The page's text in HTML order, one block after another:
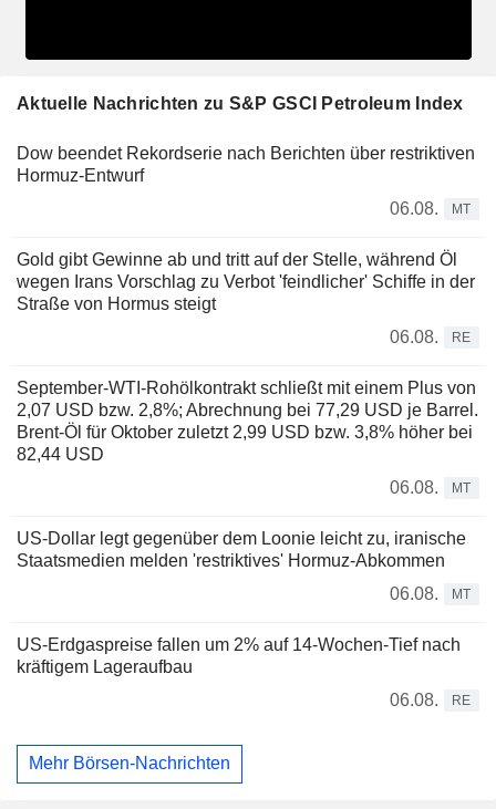
Aktuelle Nachrichten zu S&P GSCI Petroleum Index
Dow beendet Rekordserie nach Berichten über restriktiven
Hormuz-Entwurf
06.08.
MT
Gold gibt Gewinne ab und tritt auf der Stelle, während Öl
wegen Irans Vorschlag zu Verbot 'feindlicher' Schiffe in der
Straße von Hormus steigt
06.08.
RE
September-WTI-Rohölkontrakt schließt mit einem Plus von
2,07 USD bzw. 2,8%; Abrechnung bei 77,29 USD je Barrel.
Brent-Öl für Oktober zuletzt 2,99 USD bzw. 3,8% höher bei
82,44 USD
06.08.
MT
US-Dollar legt gegenüber dem Loonie leicht zu, iranische
Staatsmedien melden 'restriktives' Hormuz-Abkommen
06.08.
MT
US-Erdgaspreise fallen um 2% auf 14-Wochen-Tief nach
kräftigem Lageraufbau
06.08.
RE
Mehr Börsen-Nachrichten